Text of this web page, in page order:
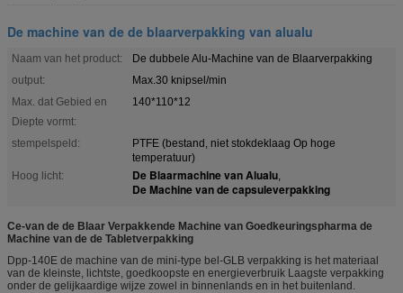
De machine van de de blaarverpakking van alualu
Naam van het product:
De dubbele Alu-Machine van de Blaarverpakking
output:
Max.30 knipsel/min
Max. dat Gebied en
Diepte vormt:
140*110*12
stempelspeld:
PTFE (bestand, niet stokdeklaag Op hoge
temperatuur)
Hoog licht:
De Blaarmachine van Alualu,
De Machine van de capsuleverpakking
Ce-van de de Blaar Verpakkende Machine van Goedkeuringspharma de
Machine van de de Tabletverpakking
Dpp-140E de machine van de mini-type bel-GLB verpakking is het materiaal
van de kleinste, lichtste, goedkoopste en energieverbruik Laagste verpakking
onder de gelijkaardige wijze zowel in binnenlands en in het buitenland.